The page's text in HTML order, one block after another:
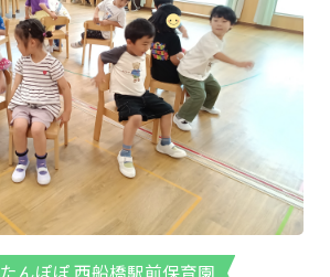
たんぽぽ 西船橋駅前保育園